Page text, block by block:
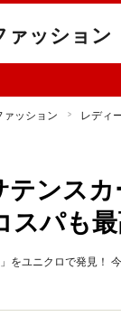
ァッション
ァッション レディ
テンス
パも最
をユニクロで発見！